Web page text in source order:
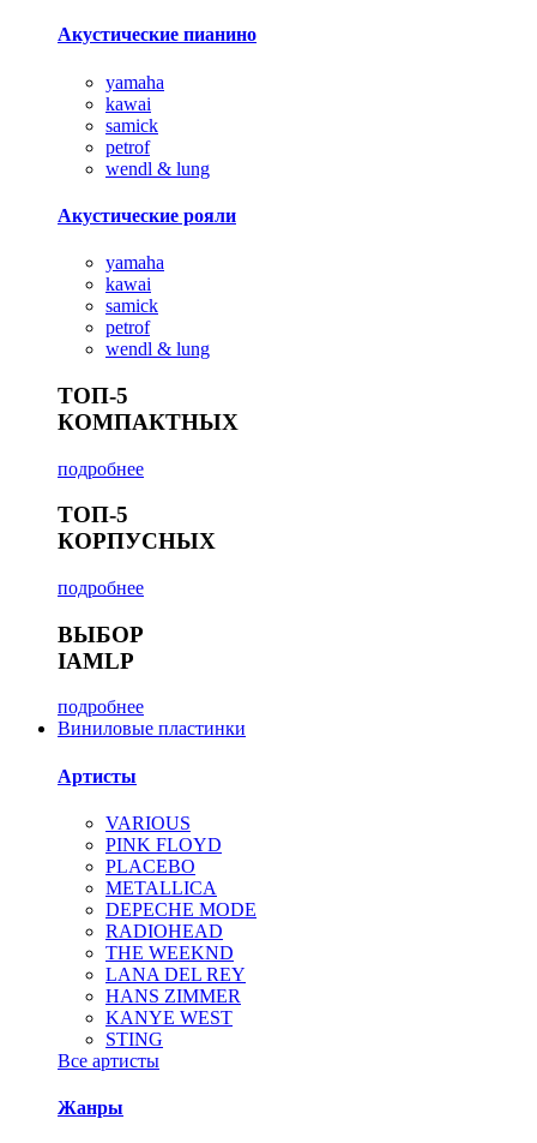
Акустические пианино
yamaha
kawai
samick
petrof
wendl & lung
Акустические рояли
yamaha
kawai
samick
petrof
wendl & lung
ТОП-5
КОМПАКТНЫХ
подробнее
ТОП-5
КОРПУСНЫХ
подробнее
ВЫБОР
IAMLP
подробнее
Виниловые пластинки
Артисты
VARIOUS
PINK FLOYD
PLACEBO
METALLICA
DEPECHE MODE
RADIOHEAD
THE WEEKND
LANA DEL REY
HANS ZIMMER
KANYE WEST
STING
Все артисты
Жанры